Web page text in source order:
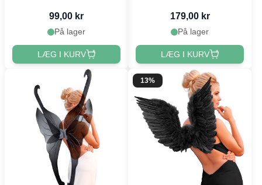
99,00 kr
På lager
LÆG I KURV
179,00 kr
På lager
LÆG I KURV
13%